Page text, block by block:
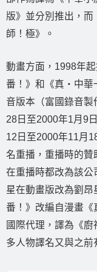
版》並分別推出，
師！極》。
動畫方面，1998年
番！》和《真・中
音版本（富國錄音製
28日至2000年1月9
12日至2000年11月
名重播，重播時的贊
在重播時都改為該公
星在動畫版改為劉昂
番！》改編自漫畫《
國際代理，譯為《
多人物譯名又與之前